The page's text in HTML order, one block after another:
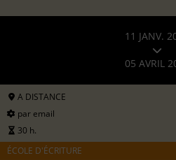
11 JANV.
05 AVRIL
A DISTANCE
par email
30 h.
ÉCOLE D'ÉCRITURE